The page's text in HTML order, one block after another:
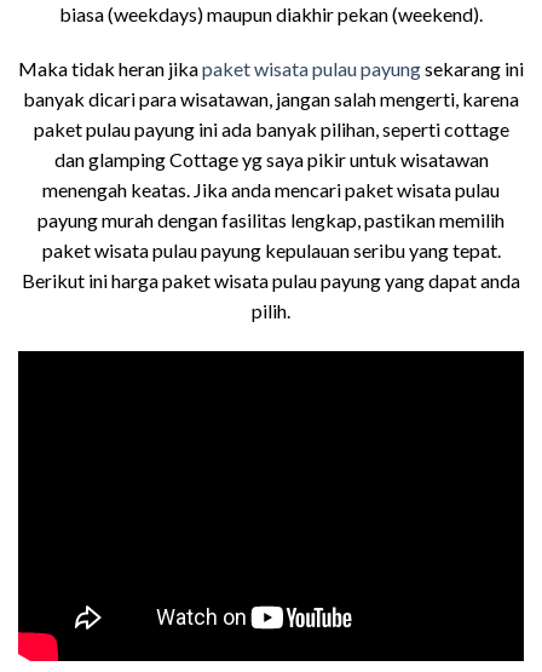
biasa (weekdays) maupun diakhir pekan (weekend).
Maka tidak heran jikapaket wisata pulau payungsekarang ini
banyak dicari para wisatawan, jangan salah mengerti, karena
paket pulau payung ini ada banyak pilihan, seperti cottage
dan glamping Cottage yg saya pikir untuk wisatawan
menengah keatas. Jika anda mencari paket wisata pulau
payung murah dengan fasilitas lengkap, pastikan memilih
paket wisata pulau payung kepulauan seribu yang tepat.
Berikut ini harga paket wisata pulau payung yang dapat anda
pilih.